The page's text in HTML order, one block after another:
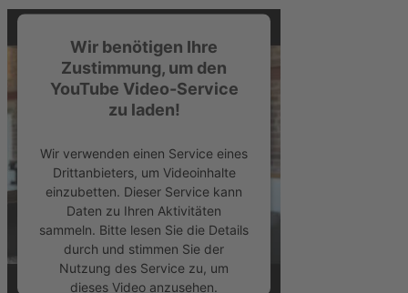
Wir benötigen Ihre
Zustimmung, um den
YouTube Video-Service
zu laden!
Wir verwenden einen Service eines
Drittanbieters, um Videoinhalte
einzubetten. Dieser Service kann
Daten zu Ihren Aktivitäten
sammeln. Bitte lesen Sie die Details
durch und stimmen Sie der
Nutzung des Service zu, um
dieses Video anzusehen.